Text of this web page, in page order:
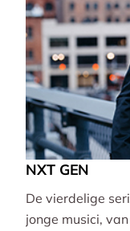
NXT GEN
De vierdelige
jonge musici,